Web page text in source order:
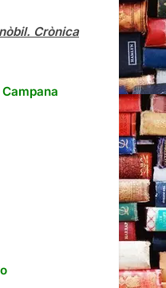
Crònica
Campana